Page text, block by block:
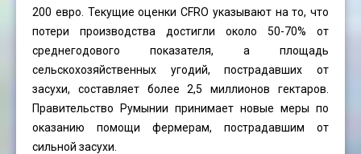
200 евро. Текущие оценки CFRO указывают на то, что
потери производства достигли около 50-70% от
среднегодового показателя, а площадь
сельскохозяйственных угодий, пострадавших от
засухи, составляет более 2,5 миллионов гектаров.
Правительство Румынии принимает новые меры по
оказанию помощи фермерам, пострадавшим от
сильной засухи.